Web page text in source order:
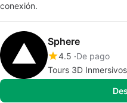
conexión.
Sphere
4.5 De pago
Tours 3D